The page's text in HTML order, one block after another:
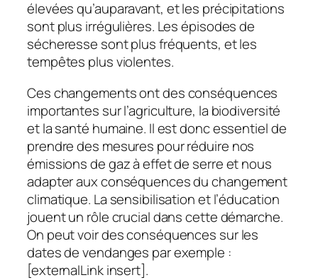
élevées qu’auparavant, et les précipitations
sont plus irrégulières. Les épisodes de
sécheresse sont plus fréquents, et les
tempêtes plus violentes.
Ces changements ont des conséquences
importantes sur l’agriculture, la biodiversité
et la santé humaine. Il est donc essentiel de
prendre des mesures pour réduire nos
émissions de gaz à effet de serre et nous
adapter aux conséquences du changement
climatique. La sensibilisation et l’éducation
jouent un rôle crucial dans cette démarche.
On peut voir des conséquences sur les
dates de vendanges par exemple :
[externalLink insert].